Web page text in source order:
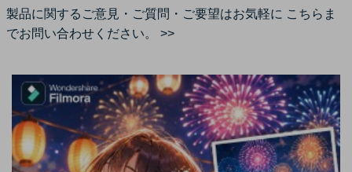
製品に関するご意見・ご質問・ご要望はお気軽に こちらま
でお問い合わせください。 >>